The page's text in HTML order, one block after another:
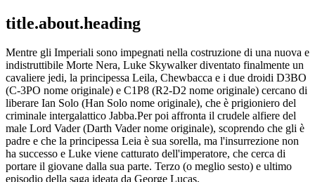
title.about.heading
Mentre gli Imperiali sono impegnati nella costruzione di una nuova e
indistruttibile Morte Nera, Luke Skywalker diventato finalmente un
cavaliere jedi, la principessa Leila, Chewbacca e i due droidi D3BO
(C-3PO nome originale) e C1P8 (R2-D2 nome originale) cercano di
liberare Ian Solo (Han Solo nome originale), che è prigioniero del
criminale intergalattico Jabba.Per poi affronta il crudele alfiere del
male Lord Vader (Darth Vader nome originale), scoprendo che gli è
padre e che la principessa Leia è sua sorella, ma l'insurrezione non
ha successo e Luke viene catturato dell'imperatore, che cerca di
portare il giovane dalla sua parte. Terzo (o meglio sesto) e ultimo
episodio della saga ideata da George Lucas.